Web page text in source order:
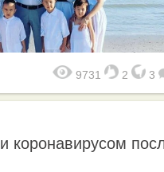
9731 2 3
коронавирусом